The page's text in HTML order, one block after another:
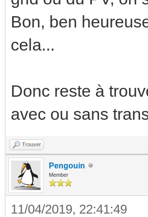
Bon, ben
cela...
Donc reste à
avec ou sans
Trouver
Pengouin
Member
11/04/2019, 22:41:49